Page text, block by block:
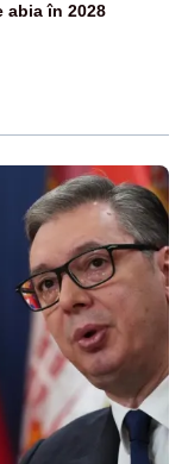
abia în 2028